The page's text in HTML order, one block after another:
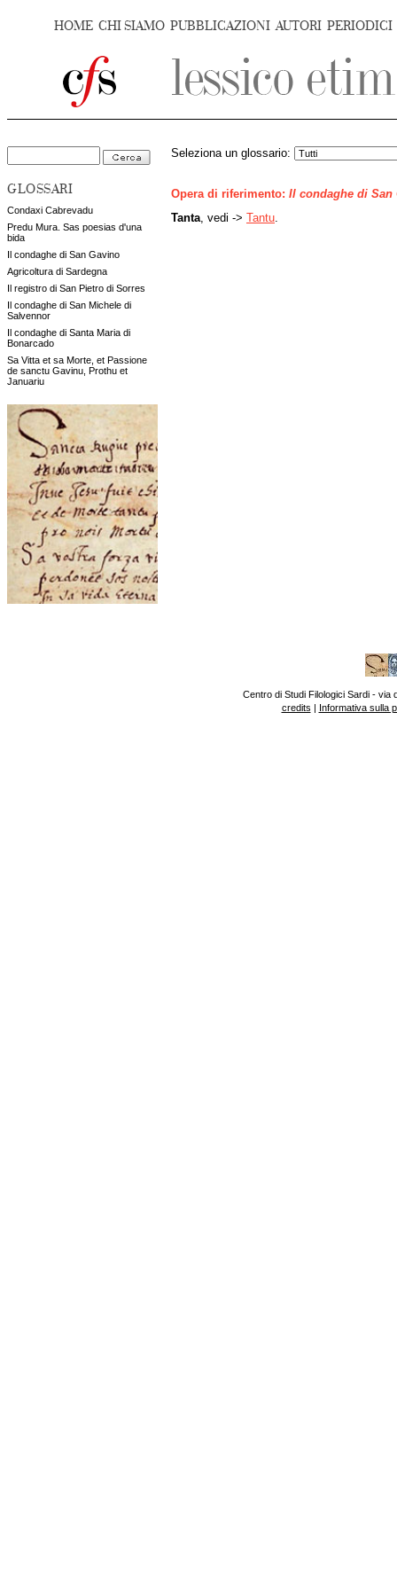
HOME CHI SIAMO PUBBLICAZIONI AUTORI PERIODICI
GLOSSARI
Condaxi Cabrevadu
Predu Mura. Sas poesias d'una
bida
Il condaghe di San Gavino
Agricoltura di Sardegna
Il registro di San Pietro di Sorres
Il condaghe di San Michele di
Salvennor
Il condaghe di Santa Maria di
Bonarcado
Sa Vitta et sa Morte, et Passione
de sanctu Gavinu, Prothu et
Januariu
Seleziona un glossario:
Opera di riferimento: Il condaghe di San
Tanta , vedi -> Tantu
Centro di Studi Filologici Sardi - via
credits | Informativa sulla